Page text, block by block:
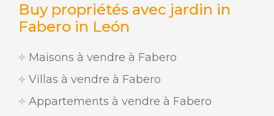
Buy propriétés avec jardin in
Fabero in León
Maisons à vendre à Fabero
Villas à vendre à Fabero
Appartements à vendre à Fabero